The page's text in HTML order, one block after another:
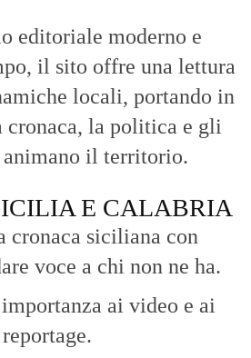
editoriale moderno e
il sito offre una lettura
locali, portando in
cronaca, la politica e gli
animano il territorio.
E CALABRIA
cronaca siciliana con
voce a chi non ne ha.
ai video e ai
reportage.